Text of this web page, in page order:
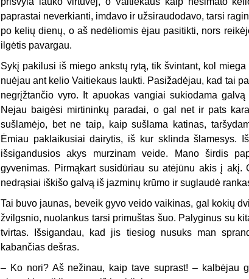
paprastai neverkianti, imdavo ir užsiraudodavo, tarsi
po kelių dienų, o aš nedėliomis ėjau pasitikti, nors
ilgėtis pavargau.
Sykį pakilusi iš miego ankstų rytą, tik švintant, kol
nuėjau ant kelio Vaitiekaus laukti. Pasižadėjau, kad tai
negrįžtančio vyro. It apuokas vangiai sukiodama
Nejau baigėsi mirtininkų paradai, o gal net ir pats
sušlamėjo, bet ne taip, kaip sušlama katinas,
Ėmiau paklaikusiai dairytis, iš kur sklinda šlamesys.
išsigandusios akys murzinam veide. Mano širdis
gyvenimas. Pirmąkart susidūriau su atėjūnu akis į
nedrąsiai iškišo galvą iš jazminų krūmo ir suglaudė
Tai buvo jaunas, beveik gyvo veido vaikinas, gal kokių
žvilgsnio, nuolankus tarsi primuštas šuo. Palyginus su
tvirtas. Išsigandau, kad jis tiesiog nusuks man
kabančias dešras.
– Ko nori? Aš nežinau, kaip tave suprast! – kalbėjau